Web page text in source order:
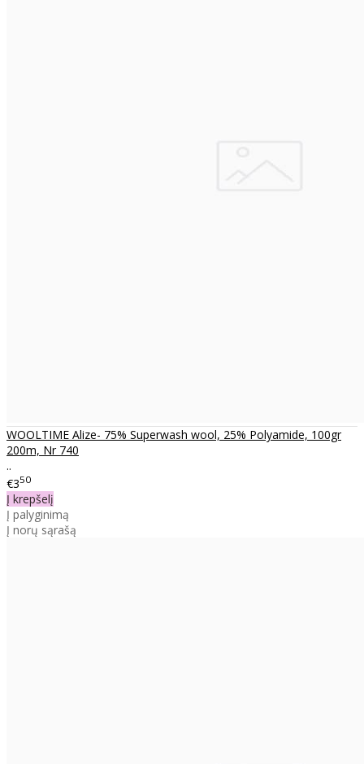
WOOLTIME Alize- 75% Superwash wool, 25% Polyamide, 100gr
200m, Nr 740
..
€350
Į krepšelį
Į palyginimą
Į norų sąrašą